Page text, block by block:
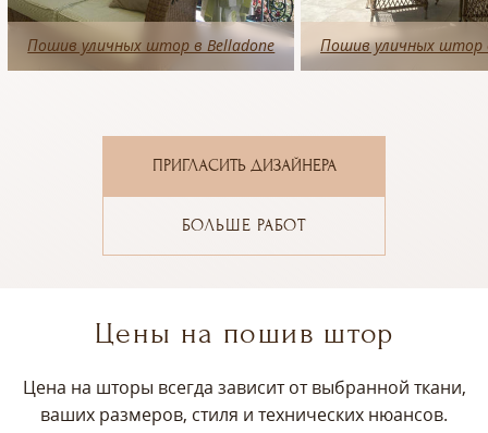
Пошив уличных штор в Belladone Пошив уличных штор
ПРИГЛАСИТЬ ДИЗАЙНЕРА
БОЛЬШЕ РАБОТ
Цены на пошив штор
Цена на шторы всегда зависит от выбранной ткани,
ваших размеров, стиля и технических нюансов.